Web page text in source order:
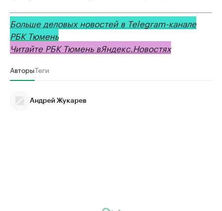
Больше деловых новостей в Telegram-канале
РБК Тюмень
Читайте РБК Тюмень вЯндекс .Новостях
АвторыТеги
Андрей Жукарев